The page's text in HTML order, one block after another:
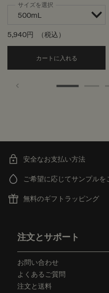
サイズを選択
5,940円 （税込）
カートに入れる Add the
安全なお支払い方法
ご希望に応じてサンプルを
無料のギフトラッピング
注文とサポート
お問い合わせ
よくあるご質問
注文と送料